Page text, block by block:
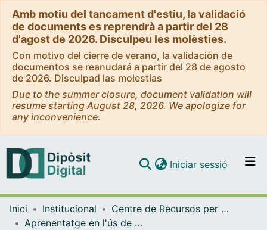
Amb motiu del tancament d'estiu, la validació
de documents es reprendrà a partir del 28
d'agost de 2026. Disculpeu les molèsties.
Con motivo del cierre de verano, la validación de
documentos se reanudará a partir del 28 de agosto
de 2026. Disculpad las molestias
Due to the summer closure, document validation will
resume starting August 28, 2026. We apologize for
any inconvenience.
Navega per tot el DD
Iniciar sessió (current)
Inici Institucional
Centre de Recursos per a l'Aprenentatge i la Investigació (CRAI-UB) - Institucional
Aprenentatge en l'ús de serveis i recursos d'informació: tutorials i guies (CRAI-UB)